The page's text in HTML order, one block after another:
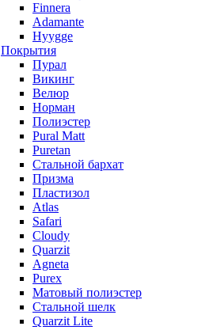
Finnera
Adamante
Hyygge
Покрытия
Пурал
Викинг
Велюр
Норман
Полиэстер
Pural Matt
Puretan
Стальной бархат
Призма
Пластизол
Atlas
Safari
Cloudy
Quarzit
Agneta
Purex
Матовый полиэстер
Стальной шелк
Quarzit Lite